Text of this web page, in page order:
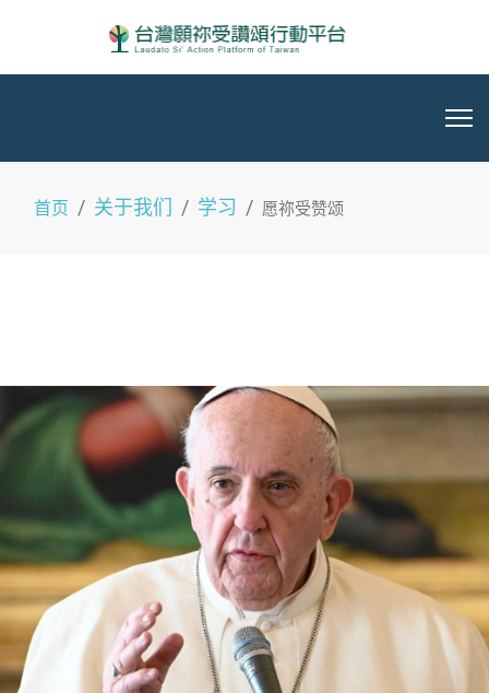
首页 关于我们 学习 愿祢受赞颂